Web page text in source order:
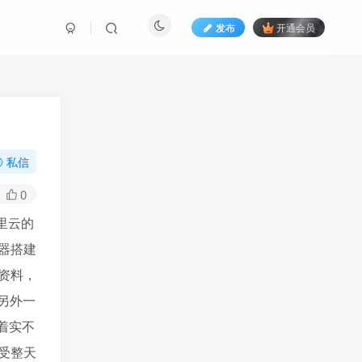
发布 开通会员
私信
0
云的
搭建
料，
外一
实不
整天